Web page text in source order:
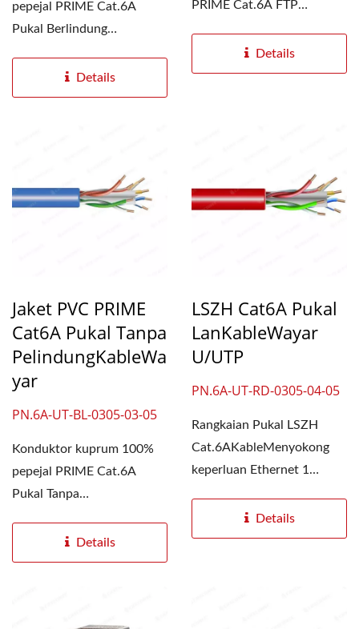
pepejal PRIME Cat.6A
Pukal Berlindung
kadar pemindahan...
Details
PRIME Cat.6A FTP
tinggiKableDengan...
Details
Jaket PVC PRIME
Cat6A Pukal Tanpa
PelindungKableWa
Yar
PN.6A-UT-BL-0305-03-05
Konduktor kuprum 100%
pepejal PRIME Cat.6A
Pukal Tanpa
menyokong kadar...
Details
LSZH Cat6A Pukal
LanKableWayar
U/UTP
PN.6A-UT-RD-0305-04-05
Rangkaian Pukal LSZH
Cat.6AKableMenyokong
keperluan Ethernet 1
sehingga...
Details